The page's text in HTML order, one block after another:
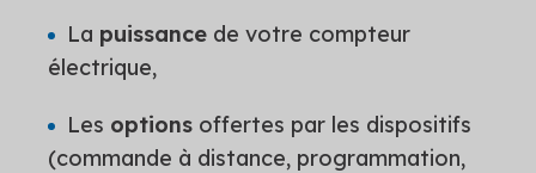
La puissance de votre compteur
électrique,
Les options offertes par les dispositifs
(commande à distance, programmation,